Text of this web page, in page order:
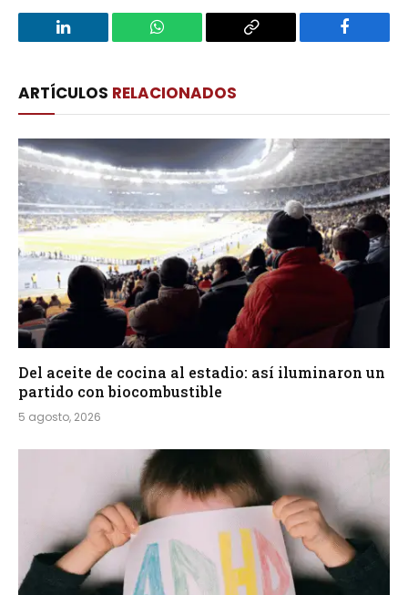
LinkedIn WhatsApp
Copy
Facebook
ARTÍCULOS RELACIONADOS
Del aceite de cocina al estadio: así iluminaron un
partido con biocombustible
5 agosto, 2026